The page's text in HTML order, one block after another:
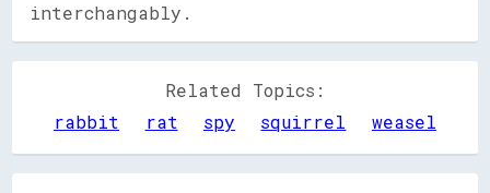
interchangably.
Related Topics:
rabbit
rat spy squirrel weasel